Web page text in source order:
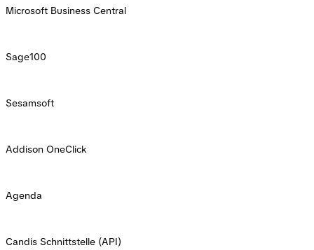
Microsoft Business Central
Sage100
Sesamsoft
Addison OneClick
Agenda
Candis Schnittstelle (API)